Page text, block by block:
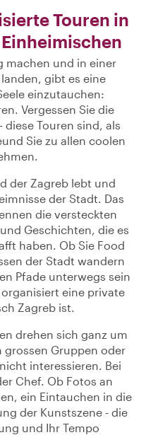
Touren in
machen und in einer
gibt es eine
einzutauchen:
Vergessen Sie die
Touren sind, als
Sie zu allen coolen
der Zagreb lebt und
der Stadt. Das
die versteckten
Geschichten, die es
haben. Ob Sie Food
der Stadt wandern
Pfade unterwegs sein
eine private
Zagreb ist.
drehen sich ganz um
grossen Gruppen oder
interessieren. Bei
Chef. Ob Fotos an
ein Eintauchen in die
der Kunstszene - die
und Ihr Tempo